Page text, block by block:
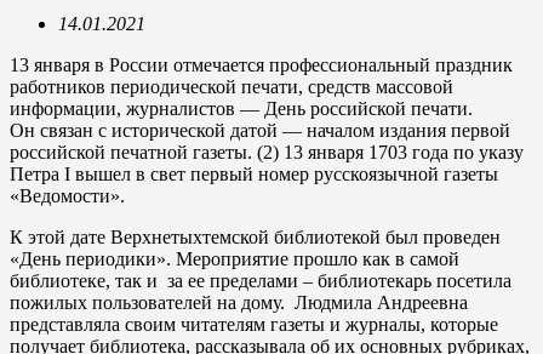
14.01.2021
13 января в России отмечается профессиональный праздник
работников периодической печати, средств массовой
информации, журналистов — День российской печати.
Он связан с исторической датой — началом издания первой
российской печатной газеты. (2) 13 января 1703 года по указу
Петра I вышел в свет первый номер русскоязычной газеты
«Ведомости».
К этой дате Верхнетыхтемской библиотекой был проведен
«День периодики». Мероприятие прошло как в самой
библиотеке, так и за ее пределами – библиотекарь посетила
пожилых пользователей на дому. Людмила Андреевна
представляла своим читателям газеты и журналы, которые
получает библиотека, рассказывала об их основных рубриках,